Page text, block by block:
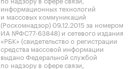
информационных технологий
и массовых коммуникаций
(Роскомнадзор) 09.12.2015 за номером
ИА №ФС77-63848) и сетевого издания
«РБК» (свидетельство о регистрации
средства массовой информации
выдано Федеральной службой
по надзору в сфере связи,